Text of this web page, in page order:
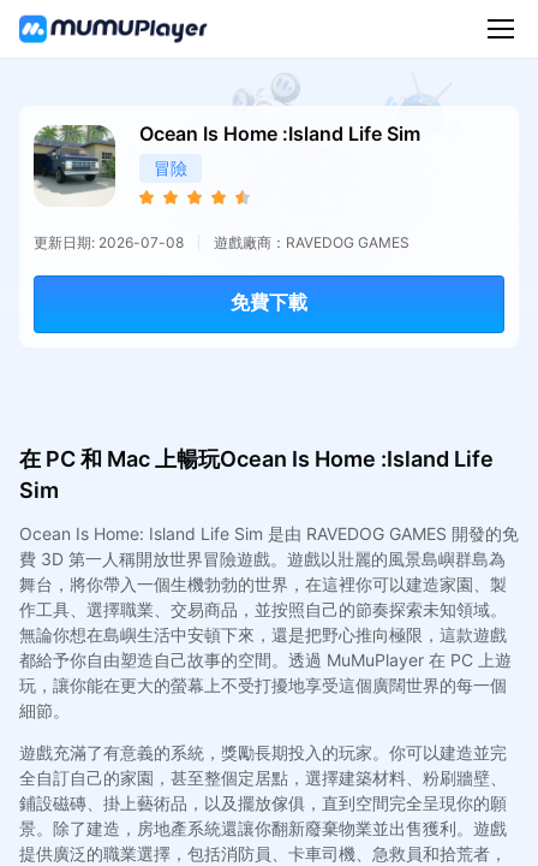
Ocean Is Home :Island Life Sim
冒險
更新日期: 2026-07-08 遊戲廠商：RAVEDOG GAMES
免費下載
在 PC 和 Mac 上暢玩Ocean Is Home :Island Life
Sim
Ocean Is Home: Island Life Sim 是由 RAVEDOG GAMES 開發的免
費 3D 第一人稱開放世界冒險遊戲。遊戲以壯麗的風景島嶼群島為
舞台，將你帶入一個生機勃勃的世界，在這裡你可以建造家園、製
作工具、選擇職業、交易商品，並按照自己的節奏探索未知領域。
無論你想在島嶼生活中安頓下來，還是把野心推向極限，這款遊戲
都給予你自由塑造自己故事的空間。透過 MuMuPlayer 在 PC 上遊
玩，讓你能在更大的螢幕上不受打擾地享受這個廣闊世界的每一個
細節。
遊戲充滿了有意義的系統，獎勵長期投入的玩家。你可以建造並完
全自訂自己的家園，甚至整個定居點，選擇建築材料、粉刷牆壁、
鋪設磁磚、掛上藝術品，以及擺放傢俱，直到空間完全呈現你的願
景。除了建造，房地產系統還讓你翻新廢棄物業並出售獲利。遊戲
提供廣泛的職業選擇，包括消防員、卡車司機、急救員和拾荒者，